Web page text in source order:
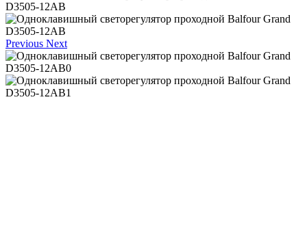
Previous Next